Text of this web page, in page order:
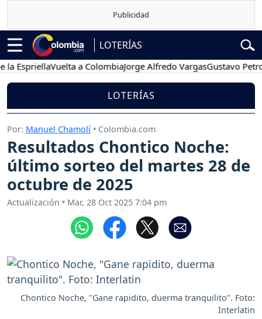
LOTERÍAS
Vuelta a ColombiaJorge Alfredo VargasGustavo Petro
LOTERÍAS
Por: Manuel Chamolí • Colombia.com
Resultados Chontico Noche:
último sorteo del martes 28 de
octubre de 2025
Actualización • Mar, 28 Oct 2025 7:04 pm
Chontico Noche, "Gane rapidito, duerma tranquilito". Foto:
Interlatin